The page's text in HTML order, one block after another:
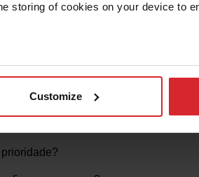
storing of cookies on your device to
Customize
para programar?
deseja programar?
são feitas após a programação?